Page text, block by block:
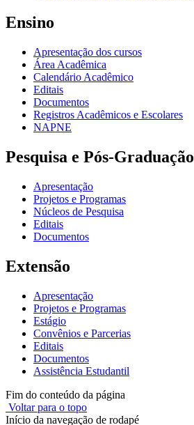
Ensino
Apresentação dos cursos
Área Acadêmica
Calendário Acadêmico
Editais
Documentos
Registros Acadêmicos e Escolares
NAPNE
Pesquisa e Pós-Graduação
Apresentação
Projetos e Programas
Núcleos de Pesquisa
Editais
Documentos
Extensão
Apresentação
Projetos e Programas
Estágio
Convênios e Parcerias
Editais
Documentos
Assistência Estudantil
Fim do conteúdo da página
Voltar para o topo
Início da navegação de rodapé